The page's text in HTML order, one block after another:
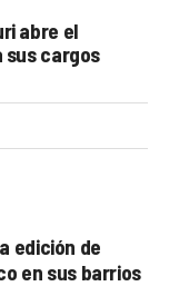
abre el
sus cargos
edición de
en sus barrios